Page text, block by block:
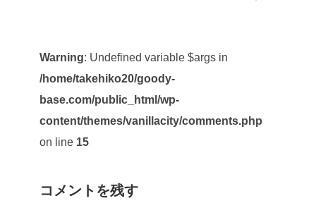
Warning: Undefined variable $args in
/home/takehiko20/goody-
base.com/public_html/wp-
content/themes/vanillacity/comments.php
on line 15
コメントを残す